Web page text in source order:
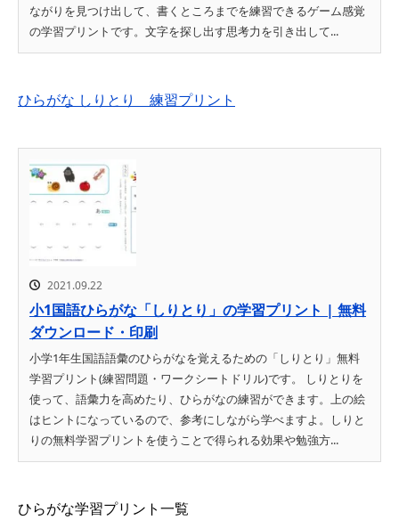
ながりを見つけ出して、書くところまでを練習できるゲーム感覚
の学習プリントです。文字を探し出す思考力を引き出して...
ひらがな しりとり 練習プリント
2021.09.22
小1国語ひらがな「しりとり」の学習プリント | 無料
ダウンロード・印刷
小学1年生国語語彙のひらがなを覚えるための「しりとり」無料
学習プリント(練習問題・ワークシートドリル)です。 しりとりを
使って、語彙力を高めたり、ひらがなの練習ができます。上の絵
はヒントになっているので、参考にしながら学べますよ。しりと
りの無料学習プリントを使うことで得られる効果や勉強方...
ひらがな学習プリント一覧